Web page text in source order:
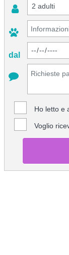
dal
Ho letto e
Voglio